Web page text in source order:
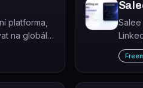
platforma,
na globální